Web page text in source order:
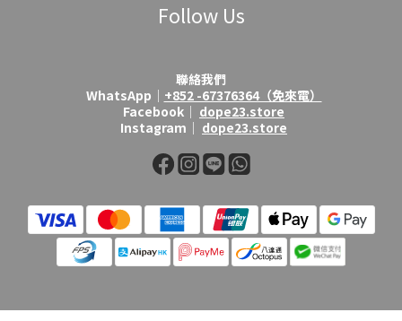
Follow Us
聯絡我們
WhatsApp│ +852 -67376364（免來電）
Facebook│ dope23.store
Instagram│ dope23.store